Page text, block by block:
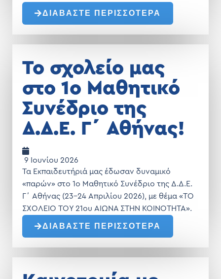
ΔΙΑΒΑΣΤΕ ΠΕΡΙΣΣΟΤΕΡΑ
Το σχολείο μας
στο 1ο Μαθητικό
Συνέδριο της
Δ.Δ.Ε. Γ΄ Αθήνας!
9 Ιουνίου 2026
Τα Εκπαιδευτήριά μας έδωσαν δυναμικό
«παρών» στο 1ο Μαθητικό Συνέδριο της Δ.Δ.Ε.
Γ΄ Αθήνας (23-24 Απριλίου 2026), με θέμα «ΤΟ
ΣΧΟΛΕΙΟ ΤΟΥ 21ου ΑΙΩΝΑ ΣΤΗΝ ΚΟΙΝΟΤΗΤΑ».
ΔΙΑΒΑΣΤΕ ΠΕΡΙΣΣΟΤΕΡΑ